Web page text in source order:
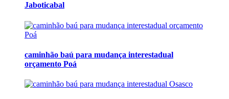
Jaboticabal
caminhão baú para mudança interestadual
orçamento Poá